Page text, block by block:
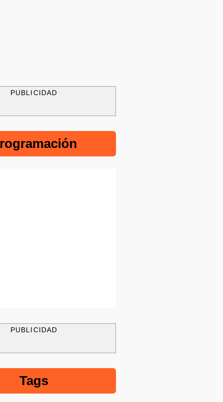
PUBLICIDAD
PUBLICIDAD
Tags